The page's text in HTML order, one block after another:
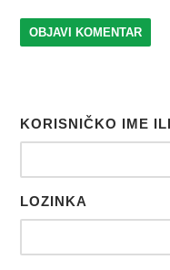
KORISNIČKO IME
LOZINKA